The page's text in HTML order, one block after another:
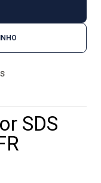
SDS